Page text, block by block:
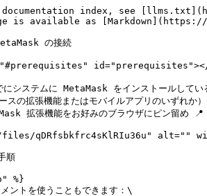
documentation index, see
is available as
の接続
にシステムに MetaMask をインストール
の拡張機能またはモバイルアプリのいずれか）
拡張機能をお好みのブラウザにピン留め 📍
qDRfsbkfrc4sKlRIu36u" alt=""
順
%}
ントを使うこともできます：\